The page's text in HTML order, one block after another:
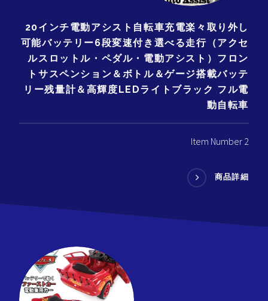
20インチ電動アシスト自転車充電楽々取り外し
可能バッテリー6段変速付き選べる走行（アクセ
ルスロットル・ペダル・電動アシスト）フロン
トサスペンション＆ボトル＆ゲージ搭載バッテ
リー残量計＆高輝度LEDライトブラック フル電
動自転車
Item Number 2
商品詳細